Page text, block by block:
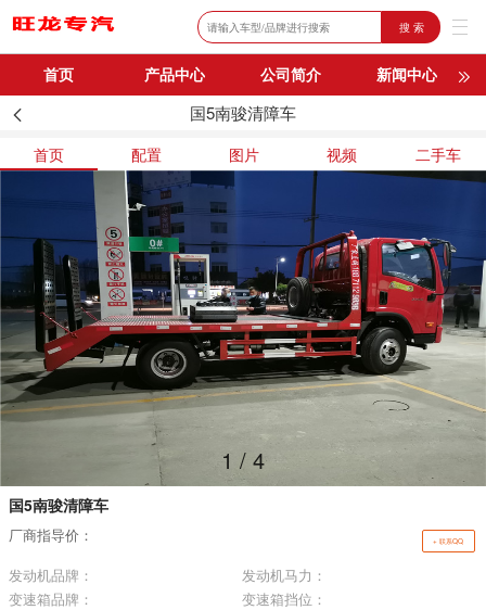
搜 索
首页 产品中心 公司简介
新闻中心
国5南骏清障车
首页 配置 图片 视频 二手车
1 / 4
国5南骏清障车
厂商指导价： + 联系QQ
发动机品牌：
发动机马力：
变速箱品牌：
变速箱挡位：